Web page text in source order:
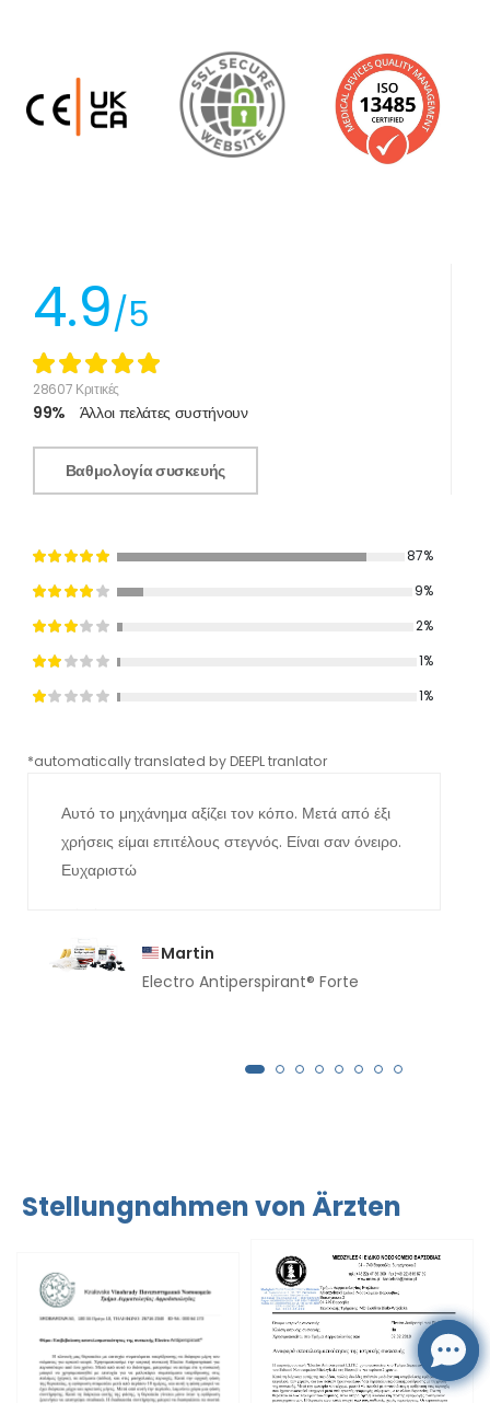
4.9/5
28607 Κριτικές
99% Άλλοι πελάτες συστήνουν
Βαθμολογία συσκευής
87%
9%
2%
1%
1%
*automatically translated by DEEPL tranlator
Αυτό το μηχάνημα αξίζει τον κόπο. Μετά από έξι
χρήσεις είμαι επιτέλους στεγνός. Είναι σαν όνειρο.
Ευχαριστώ
Martin
Electro Antiperspirant® Forte
Stellungnahmen von Ärzten